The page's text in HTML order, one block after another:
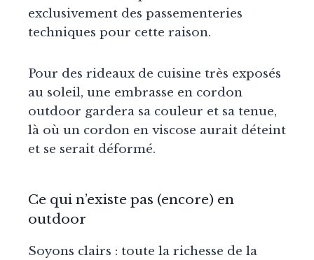
exclusivement des passementeries
techniques pour cette raison.
Pour des rideaux de cuisine très exposés
au soleil, une embrasse en cordon
outdoor gardera sa couleur et sa tenue,
là où un cordon en viscose aurait déteint
et se serait déformé.
Ce qui n’existe pas (encore) en
outdoor
Soyons clairs : toute la richesse de la